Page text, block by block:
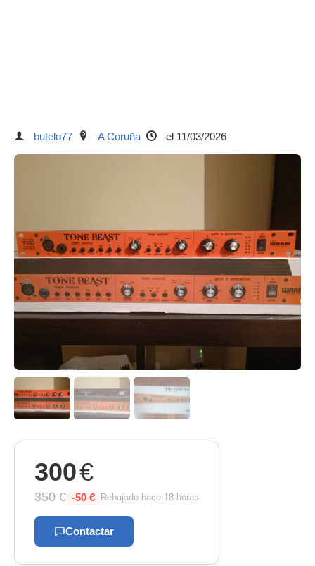
butelo77 A Coruña el 11/03/2026
300€
350 € -50 € Rebajado hace 18 horas
Contactar